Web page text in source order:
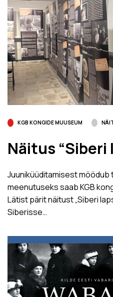
KGB KONGIDE MUUSEUM
Näitus “Siberi
Juuniküüditamisest möödub
meenutuseks saab KGB
Lätist pärit näitust „Siberi
Siberisse…